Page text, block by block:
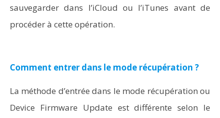
sauvegarder dans l’iCloud ou l’iTunes avant de
procéder à cette opération.
Comment entrer dans le mode récupération ?
La méthode d’entrée dans le mode récupération ou
Device Firmware Update est différente selon le